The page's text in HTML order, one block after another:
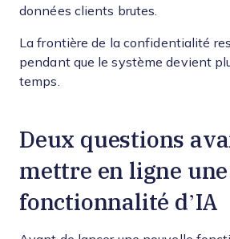
données clients brutes.
La frontière de la confidentialité
pendant que le système devient
temps.
Deux questions
mettre en ligne une
fonctionnalité d’IA